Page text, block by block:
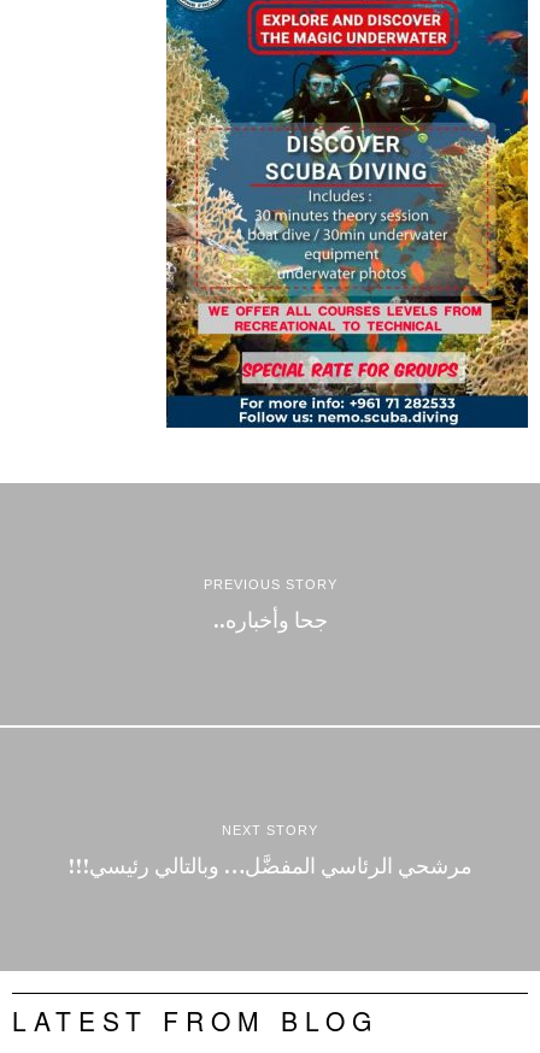
PREVIOUS STORY
جحا وأخباره..
NEXT STORY
مرشحي الرئاسي المفضَّل… وبالتالي رئيسي!!!
LATEST FROM BLOG